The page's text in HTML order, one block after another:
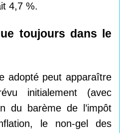
4,7 %.
toujours dans le
adopté peut apparaître
initialement (avec
du barème de l’impôt
le non-gel des